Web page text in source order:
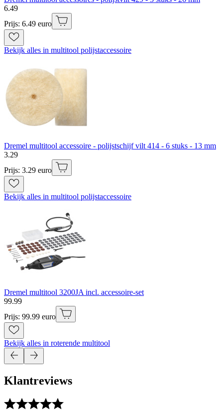
6.49
Prijs: 6.49 euro
Bekijk alles in multitool polijstaccessoire
Dremel multitool accessoire - polijstschijf vilt 414 - 6 stuks - 13 mm
3.29
Prijs: 3.29 euro
Bekijk alles in multitool polijstaccessoire
Dremel multitool 3200JA incl. accessoire-set
99.99
Prijs: 99.99 euro
Bekijk alles in roterende multitool
Klantreviews